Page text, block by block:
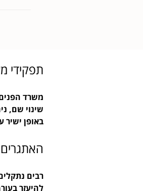
תפקידי
משרד
שינוי שם,
באופן ישיר
רבים
להיעזר